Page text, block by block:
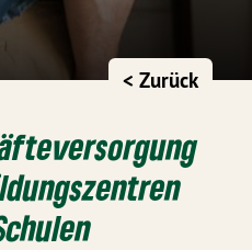
< Zurück